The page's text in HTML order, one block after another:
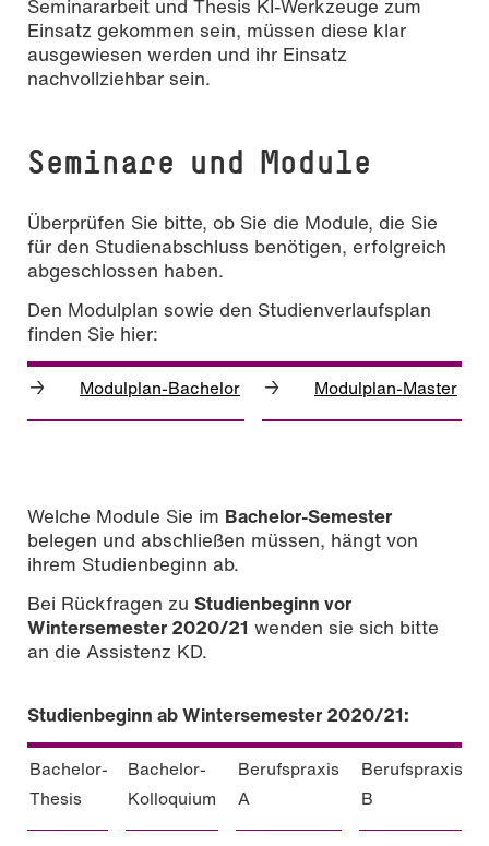
Seminararbeit und Thesis KI-Werkzeuge zum
Einsatz gekommen sein, müssen diese klar
ausgewiesen werden und ihr Einsatz
nachvollziehbar sein.
Seminare und Module
Überprüfen Sie bitte, ob Sie die Module, die Sie
für den Studienabschluss benötigen, erfolgreich
abgeschlossen haben.
Den Modulplan sowie den Studienverlaufsplan
finden Sie hier:
→
Modulplan-Bachelor → Modulplan-Master
Welche Module Sie im Bachelor-Semester
belegen und abschließen müssen, hängt von
ihrem Studienbeginn ab.
Bei Rückfragen zu Studienbeginn vor
Wintersemester 2020/21 wenden sie sich bitte
an die Assistenz KD.
Studienbeginn ab Wintersemester 2020/21:
Bachelor-
Thesis
Bachelor-
Kolloquium
Berufspraxis
A
Berufspraxis
B